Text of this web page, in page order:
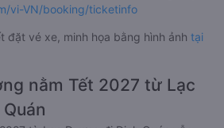
vi-VN/booking/ticketinfo
đặt vé xe, minh họa bằng hình ảnh tại
nằm Tết 2027 từ Lạc